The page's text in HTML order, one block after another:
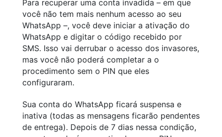
Para recuperar uma conta invadida – em que
você não tem mais nenhum acesso ao seu
WhatsApp –, você deve iniciar a ativação do
WhatsApp e digitar o código recebido por
SMS. Isso vai derrubar o acesso dos invasores,
mas você não poderá completar a o
procedimento sem o PIN que eles
configuraram.
Sua conta do WhatsApp ficará suspensa e
inativa (todas as mensagens ficarão pendentes
de entrega). Depois de 7 dias nessa condição,